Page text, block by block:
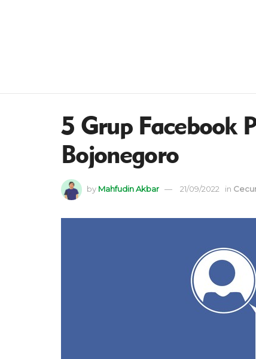
5 Grup Facebook
Bojonegoro
by Mahfudin Akbar 21/09/2022 in